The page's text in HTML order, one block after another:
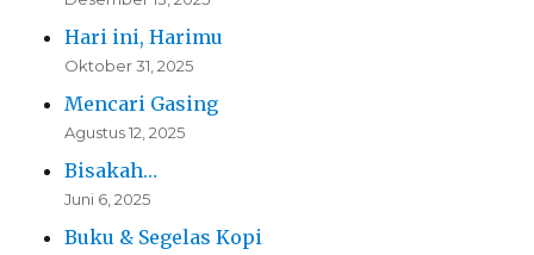
Hari ini, Harimu
Oktober 31, 2025
Mencari Gasing
Agustus 12, 2025
Bisakah…
Juni 6, 2025
Buku & Segelas Kopi